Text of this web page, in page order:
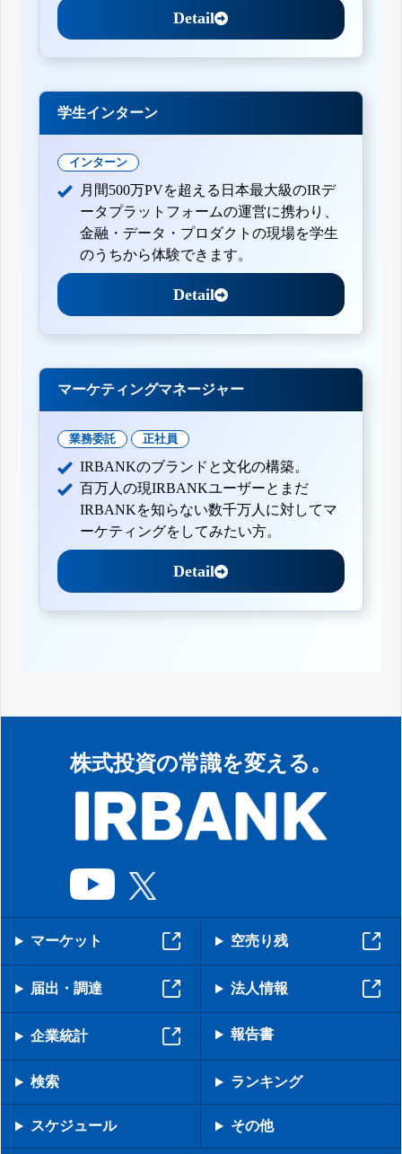
Detail
学生インターン
インターン
月間500万PVを超える日本最大級のIRデ
ータプラットフォームの運営に携わり、
金融・データ・プロダクトの現場を学生
のうちから体験できます。
Detail
マーケティングマネージャー
業務委託 正社員
IRBANKのブランドと文化の構築。
百万人の現IRBANKユーザーとまだ
IRBANKを知らない数千万人に対してマ
ーケティングをしてみたい方。
Detail
株式投資の常識を変える。
マーケット 空売り残
届出・調達 法人情報
企業統計 報告書
検索 ランキング
スケジュール その他